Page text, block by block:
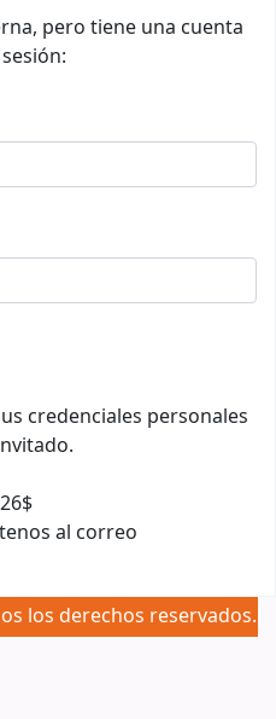
pero tiene una cuenta
credenciales personales
al correo
los derechos reservados.